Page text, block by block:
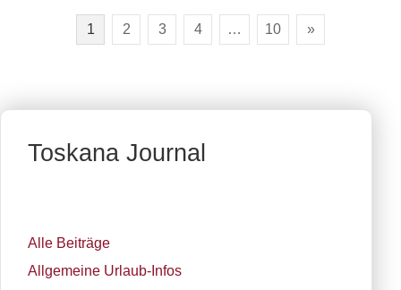
1 2 3 4 … 10 »
Toskana Journal
Alle Beiträge
Allgemeine Urlaub-Infos